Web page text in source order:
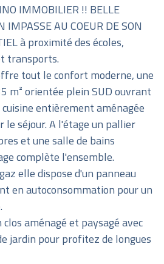
IMMOBILIER !! BELLE
IMPASSE AU COEUR DE SON
à proximité des écoles,
transports.
tout le confort moderne, une
m² orientée plein SUD ouvrant
entièrement aménagée
le séjour. A l'étage un pallier
et une salle de bains
complète l'ensemble.
elle dispose d'un panneau
en autoconsommation pour un
aménagé et paysagé avec
jardin pour profitez de longues